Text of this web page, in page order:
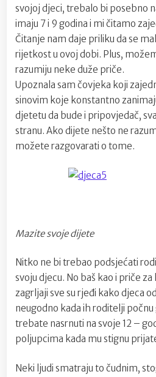
svojoj djeci, trebalo bi posebno
imaju 7 i 9 godina i mi čitamo
Čitanje nam daje priliku da se
rijetkost u ovoj dobi. Plus,
razumiju neke duže priče.
Upoznala sam čovjeka koji
sinovim koje konstantno
djetetu da bude i pripovjedač,
stranu. Ako dijete nešto ne
možete razgovarati o tome.
Mazite svoje dijete
Nitko ne bi trebao podsjećati
svoju djecu. No baš kao i priče
zagrljaji sve su rjeđi kako djeca
neugodno kada ih roditelji počnu
trebate nasrnuti na svoje 12 –
poljupcima kada mu stignu
Neki ljudi smatraju to čudnim,